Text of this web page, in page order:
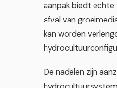
aanpak biedt echte
afval van
kan worden
De nadelen zijn